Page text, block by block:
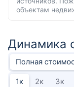
объектам
Динамика
Полная
1к 2к 3к